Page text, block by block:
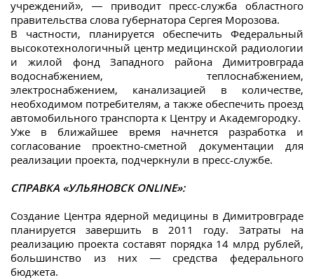
учреждений», — приводит пресс-служба областного
правительства слова губернатора Сергея Морозова.
В частности, планируется обеспечить Федеральный
высокотехнологичный центр медицинской радиологии
и жилой фонд Западного района Димитровграда
водоснабжением, теплоснабжением,
электроснабжением, канализацией в количестве,
необходимом потребителям, а также обеспечить проезд
автомобильного транспорта к Центру и Академгородку.
Уже в ближайшее время начнется разработка и
согласование проектно-сметной документации для
реализации проекта, подчеркнули в пресс-службе.
СПРАВКА «УЛЬЯНОВСК ONLINE»:
Создание Центра ядерной медицины в Димитровграде
планируется завершить в 2011 году. Затраты на
реализацию проекта составят порядка 14 млрд рублей,
большинство из них — средства федерального
бюджета.